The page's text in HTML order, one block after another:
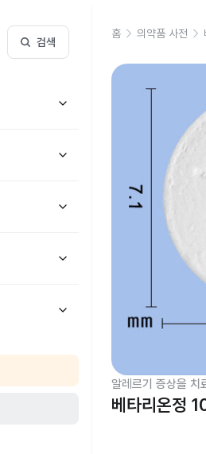
검색
홈 의약품 사전
알레르기 증상을 치
베타리온정